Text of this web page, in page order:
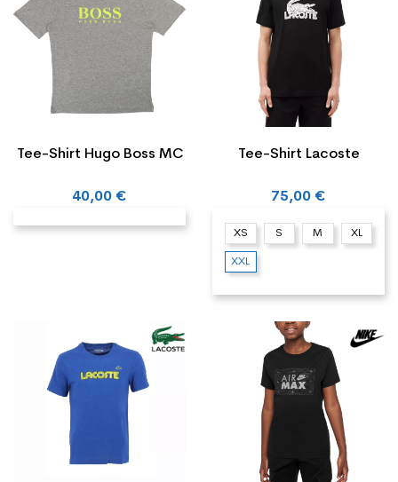
Tee-Shirt Hugo Boss MC
40,00 €
Tee-Shirt Lacoste
75,00 €
XS S M XL
XXL